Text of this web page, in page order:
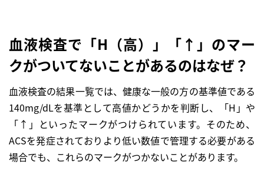
血液検査で「H（高）」「↑」のマー
クがついてないことがあるのはなぜ？
血液検査の結果一覧では、健康な一般の方の基準値である
140mg/dLを基準として高値かどうかを判断し、「H」や
「↑」といったマークがつけられています。そのため、
ACSを発症されておりより低い数値で管理する必要がある
場合でも、これらのマークがつかないことがあります。